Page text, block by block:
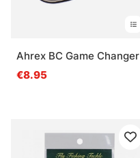
Ahrex BC Game Changer
€8.95